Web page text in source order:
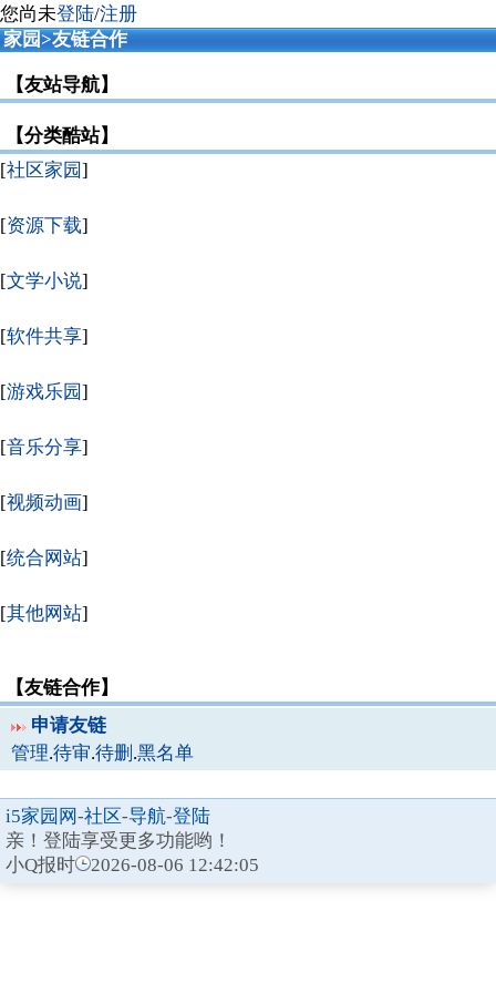
您尚未登陆/注册
家园>友链合作
【友站导航】
【分类酷站】
[社区家园]
[资源下载]
[文学小说]
[软件共享]
[游戏乐园]
[音乐分享]
[视频动画]
[统合网站]
[其他网站]
【友链合作】
申请友链
管理.待审.待删 .黑名单
i5家园网-社区-导航-登陆
亲！登陆享受更多功能哟！
小Q报时
2026-08-06 12:42:05